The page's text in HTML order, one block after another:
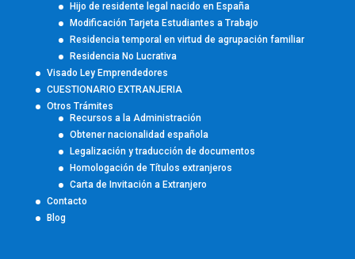
Hijo de residente legal nacido en España
Modificación Tarjeta Estudiantes a Trabajo
Residencia temporal en virtud de agrupación familiar
Residencia No Lucrativa
Visado Ley Emprendedores
CUESTIONARIO EXTRANJERIA
Otros Trámites
Recursos a la Administración
Obtener nacionalidad española
Legalización y traducción de documentos
Homologación de Títulos extranjeros
Carta de Invitación a Extranjero
Contacto
Blog